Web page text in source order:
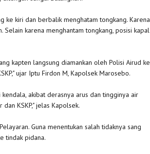
ke kiri dan berbalik menghatam tongkang. Karena
karena menghantam tongkang, posisi kapal
kapten langsung diamankan oleh Polisi Airud ke
ujar Iptu Firdon M, Kapolsek Marosebo.
akibat derasnya arus dan tingginya air
KSKP," jelas Kapolsek.
Guna menentukan salah tidaknya sang
tindak pidana.